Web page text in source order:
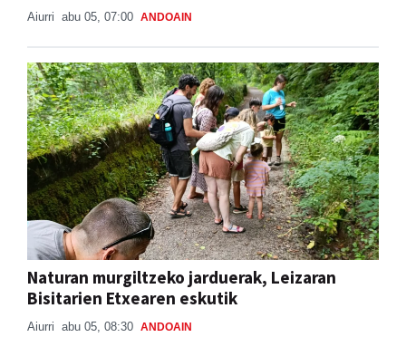
Aiurri abu 05, 07:00 ANDOAIN
Naturan murgiltzeko jarduerak, Leizaran
Bisitarien Etxearen eskutik
Aiurri abu 05, 08:30 ANDOAIN